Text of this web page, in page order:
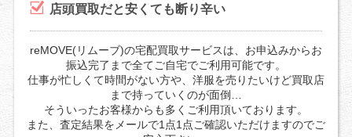
店頭買取だと安くても断り辛い
reMOVE(リムーブ)の宅配買取サービスは、お申込みからお
振込完了まで全てご自宅でご利用可能です。
仕事が忙しくて時間がない方や、洋服を売りたいけど買取店
まで持っていくのが面倒…
そういったお客様からも多くご利用頂いております。
また、査定結果をメールで1点1点ご確認いただけますのでご